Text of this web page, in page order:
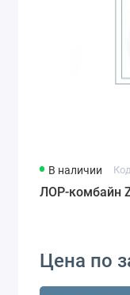
В наличии
ЛОР-комбайн
Цена по